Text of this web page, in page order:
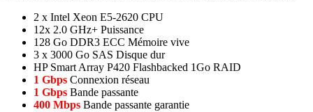
2 x Intel Xeon E5-2620 CPU
12x 2.0 GHz+ Puissance
128 Go DDR3 ECC Mémoire vive
3 x 3000 Go SAS Disque dur
HP Smart Array P420 Flashbacked 1Go RAID
1 Gbps Connexion réseau
1 Gbps Bande passante
400 Mbps Bande passante garantie